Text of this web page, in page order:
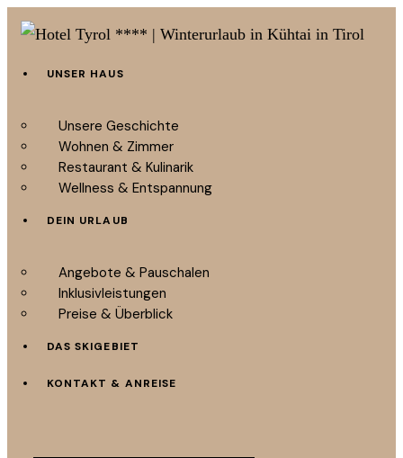
UNSER HAUS
Unsere Geschichte
Wohnen & Zimmer
Restaurant & Kulinarik
Wellness & Entspannung
DEIN URLAUB
Angebote & Pauschalen
Inklusivleistungen
Preise & Überblick
DAS SKIGEBIET
KONTAKT & ANREISE